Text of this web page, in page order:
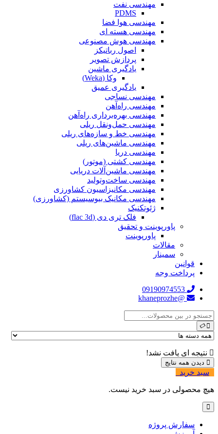
مهندسی نفت
PDMS
مهندسی هوا فضا
مهندسی هسته ای
مهندسی هوش مصنوعی
اصول رباتیکز
پردازش تصویر
یادگیری ماشین
وکا (Weka)
یادگیری عمیق
مهندسی نساجی
مهندسی راه‌آهن
مهندسی بهره‌برداری راه‌آهن
مهندسی حمل‌ونقل ریلی
مهندسی خط و سازه‌های ریلی
مهندسی ماشین‌های ریلی
مهندسی دریا
مهندسی کشتی (موتور)
مهندسی ماشین‌آلات دریایی
مهندسی ساخت‌وتولید
مهندسی مکانیزاسیون کشاورزی
مهندسی مکانیک بیوسیستم (کشاورزی)
ژئوتکنیک
فلک تری دی (flac 3d)
پاورپوینت و تحقیق
پاورپوینت
مقالات
سمینار
قوانین
پرداخت وجه
09190974553
@khaneprozhe
نتیجه ای یافت نشد!
سبد خرید
هیچ محصولی در سبد خرید نیست.
سفارش پروژه